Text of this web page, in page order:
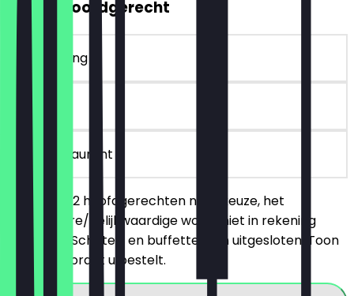
2voor1 Hoofdgerecht
~€ 17 korting
90 dagen
in het restaurant
Je bestelt 2 hoofdgerechten naar keuze, het
goedkopere/gelijkwaardige wordt niet in rekening
gebracht. Schotels en buffetten zijn uitgesloten. Toon
de deal voordat u bestelt.